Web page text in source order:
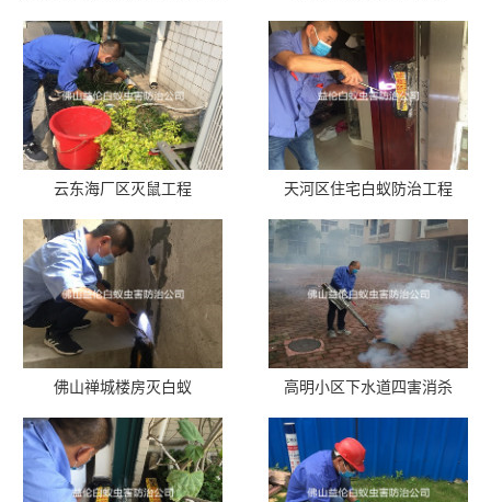
云东海厂区灭鼠工程 天河区住宅白蚁防治工程
佛山禅城楼房灭白蚁 高明小区下水道四害消杀